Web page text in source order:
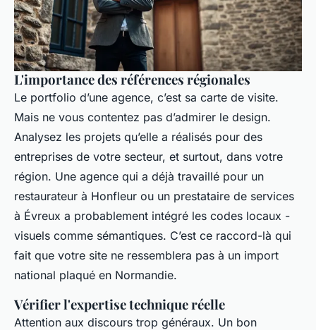
L'importance des références régionales
Le portfolio d’une agence, c’est sa carte de visite.
Mais ne vous contentez pas d’admirer le design.
Analysez les projets qu’elle a réalisés pour des
entreprises de votre secteur, et surtout, dans votre
région. Une agence qui a déjà travaillé pour un
restaurateur à Honfleur ou un prestataire de services
à Évreux a probablement intégré les codes locaux -
visuels comme sémantiques. C’est ce raccord-là qui
fait que votre site ne ressemblera pas à un import
national plaqué en Normandie.
Vérifier l'expertise technique réelle
Attention aux discours trop généraux. Un bon